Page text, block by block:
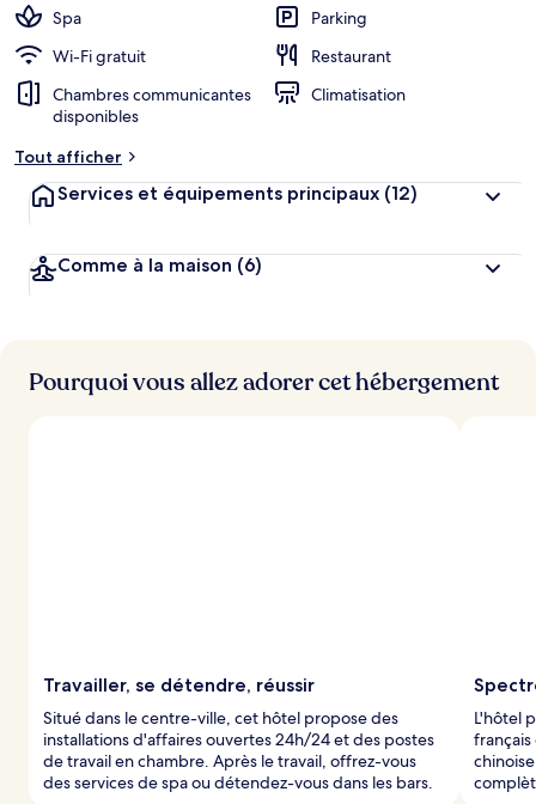
t
l
e
u
o
Spa
Parking
Wi-Fi gratuit
Restaurant
Chambres communicantes
disponibles
Climatisation
Tout afficher
Services et équipements principaux (12)
Comme à la maison (6)
Pourquoi vous allez adorer cet hébergement
Travailler, se détendre, réussir
Situé dans le centre-ville, cet hôtel propose des
installations d'affaires ouvertes 24h/24 et des postes
de travail en chambre. Après le travail, offrez-vous
des services de spa ou détendez-vous dans les bars.
L'hôtel